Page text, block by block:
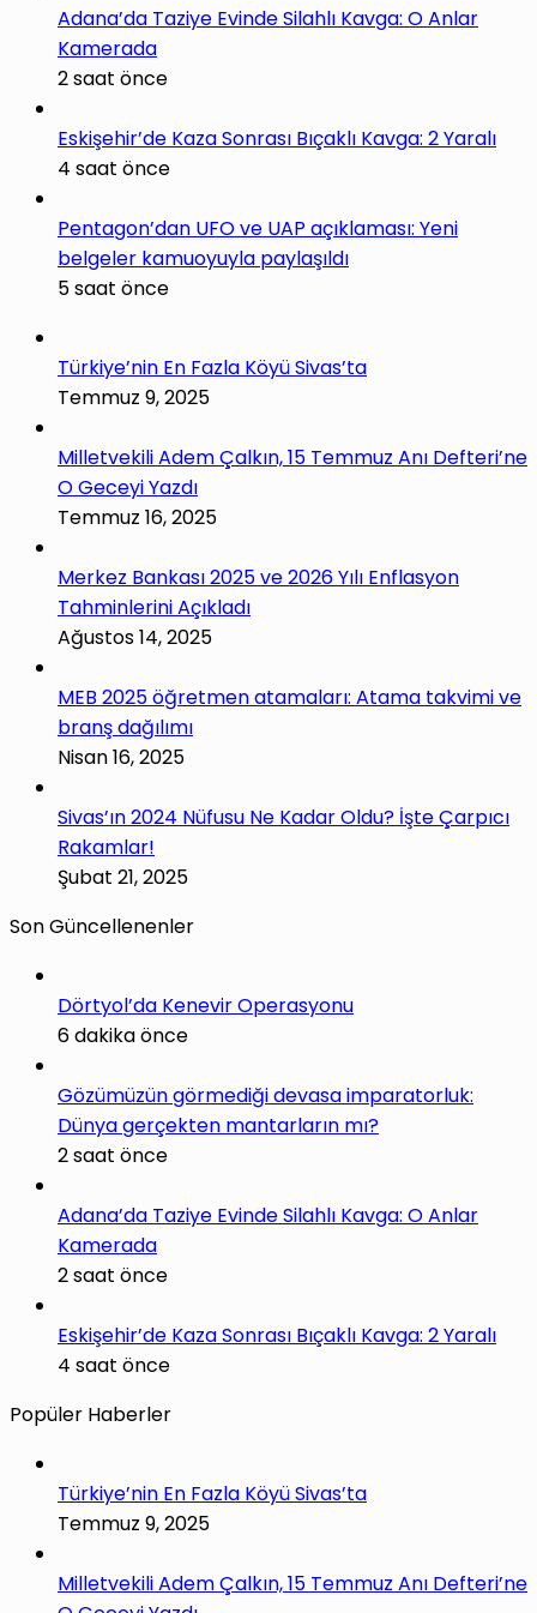
Adana’da Taziye Evinde Silahlı Kavga: O Anlar
Kamerada
2 saat önce
Eskişehir’de Kaza Sonrası Bıçaklı Kavga: 2 Yaralı
4 saat önce
Pentagon’dan UFO ve UAP açıklaması: Yeni
belgeler kamuoyuyla paylaşıldı
5 saat önce
Türkiye’nin En Fazla Köyü Sivas’ta
Temmuz 9, 2025
Milletvekili Adem Çalkın, 15 Temmuz Anı Defteri’ne
O Geceyi Yazdı
Temmuz 16, 2025
Merkez Bankası 2025 ve 2026 Yılı Enflasyon
Tahminlerini Açıkladı
Ağustos 14, 2025
MEB 2025 öğretmen atamaları: Atama takvimi ve
branş dağılımı
Nisan 16, 2025
Sivas’ın 2024 Nüfusu Ne Kadar Oldu? İşte Çarpıcı
Rakamlar!
Şubat 21, 2025
Son Güncellenenler
Dörtyol’da Kenevir Operasyonu
6 dakika önce
Gözümüzün görmediği devasa imparatorluk:
Dünya gerçekten mantarların mı?
2 saat önce
Adana’da Taziye Evinde Silahlı Kavga: O Anlar
Kamerada
2 saat önce
Eskişehir’de Kaza Sonrası Bıçaklı Kavga: 2 Yaralı
4 saat önce
Popüler Haberler
Türkiye’nin En Fazla Köyü Sivas’ta
Temmuz 9, 2025
Milletvekili Adem Çalkın, 15 Temmuz Anı Defteri’ne